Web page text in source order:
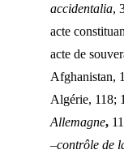
accidentalia,
acte
acte de
Afghanistan,
Algérie, 118;
Allemagne,
–contrôle de